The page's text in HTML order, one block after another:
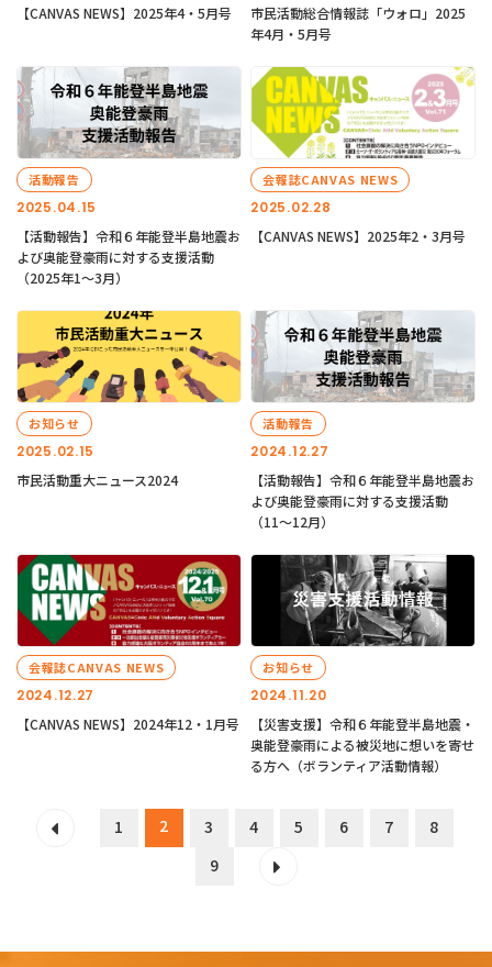
【CANVAS NEWS】2025年4・5月号
市民活動総合情報誌「ウォロ」2025
年4月・5月号
2025.04.15
活動報告
【活動報告】令和６年能登半島地震お
よび奥能登豪雨に対する支援活動
（2025年1〜3月）
2025.02.28
会報誌CANVAS NEWS
【CANVAS NEWS】2025年2・3月号
2025.02.15
お知らせ
市民活動重大ニュース2024
2024.12.27
活動報告
【活動報告】令和６年能登半島地震お
よび奥能登豪雨に対する支援活動
（11〜12月）
2024.12.27
会報誌CANVAS NEWS
【CANVAS NEWS】2024年12・1月号
2024.11.20
お知らせ
【災害支援】令和６年能登半島地震・
奥能登豪雨による被災地に想いを寄せ
る方へ（ボランティア活動情報）
1 2 3 4 5 6 7
8
9